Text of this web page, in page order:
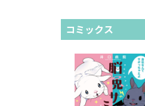
コミックス